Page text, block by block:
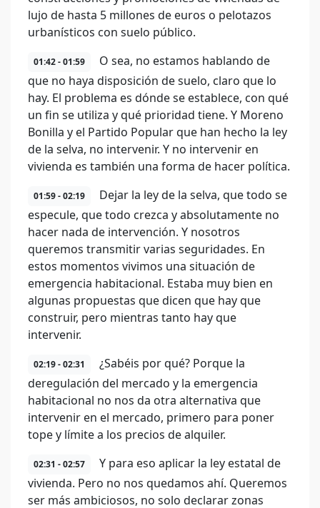
lujo de hasta 5 millones de euros o pelotazos
urbanísticos con suelo público.
01:42 - 01:59
O sea, no estamos hablando de
que no haya disposición de suelo, claro que lo
hay. El problema es dónde se establece, con qué
un fin se utiliza y qué prioridad tiene. Y Moreno
Bonilla y el Partido Popular que han hecho la ley
de la selva, no intervenir. Y no intervenir en
vivienda es también una forma de hacer política.
01:59 - 02:19
Dejar la ley de la selva, que todo se
especule, que todo crezca y absolutamente no
hacer nada de intervención. Y nosotros
queremos transmitir varias seguridades. En
estos momentos vivimos una situación de
emergencia habitacional. Estaba muy bien en
algunas propuestas que dicen que hay que
construir, pero mientras tanto hay que
intervenir.
02:19 - 02:31
¿Sabéis por qué? Porque la
deregulación del mercado y la emergencia
habitacional no nos da otra alternativa que
intervenir en el mercado, primero para poner
tope y límite a los precios de alquiler.
02:31 - 02:57
Y para eso aplicar la ley estatal de
vivienda. Pero no nos quedamos ahí. Queremos
ser más ambiciosos, no solo declarar zonas